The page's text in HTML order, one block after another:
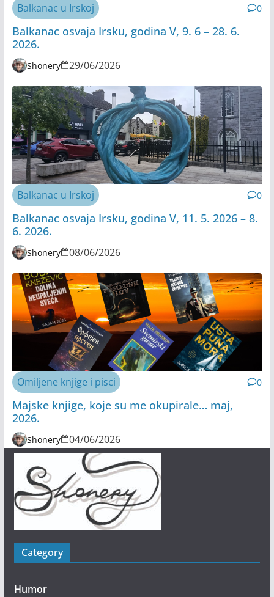
Balkanac u Irskoj 0
Balkanac osvaja Irsku, godina V, 9. 6 – 28. 6.
2026.
Shonery 29/06/2026
Balkanac u Irskoj 0
Balkanac osvaja Irsku, godina V, 11. 5. 2026 – 8.
6. 2026.
Shonery 08/06/2026
Omiljene knjige i pisci 0
Majske knjige, koje su me okupirale… maj,
2026.
Shonery 04/06/2026
Category
Humor